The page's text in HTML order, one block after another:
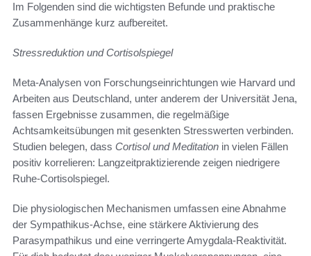
Im Folgenden sind die wichtigsten Befunde und praktische
Zusammenhänge kurz aufbereitet.
Stressreduktion und Cortisolspiegel
Meta-Analysen von Forschungseinrichtungen wie Harvard und
Arbeiten aus Deutschland, unter anderem der Universität Jena,
fassen Ergebnisse zusammen, die regelmäßige
Achtsamkeitsübungen mit gesenkten Stresswerten verbinden.
Studien belegen, dass Cortisol und Meditation in vielen Fällen
positiv korrelieren: Langzeitpraktizierende zeigen niedrigere
Ruhe-Cortisolspiegel.
Die physiologischen Mechanismen umfassen eine Abnahme
der Sympathikus-Achse, eine stärkere Aktivierung des
Parasympathikus und eine verringerte Amygdala-Reaktivität.